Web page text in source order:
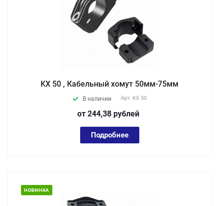
KX 50 , Кабельный хомут 50мм-75мм
В наличии Арт. KX 50
от 244,38 рублей
Подробнее
НОВИНКА